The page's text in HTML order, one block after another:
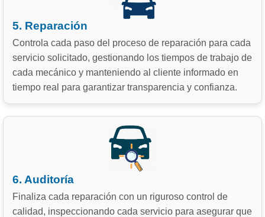
5. Reparación
Controla cada paso del proceso de reparación para cada
servicio solicitado, gestionando los tiempos de trabajo de
cada mecánico y manteniendo al cliente informado en
tiempo real para garantizar transparencia y confianza.
6. Auditoría
Finaliza cada reparación con un riguroso control de
calidad, inspeccionando cada servicio para asegurar que